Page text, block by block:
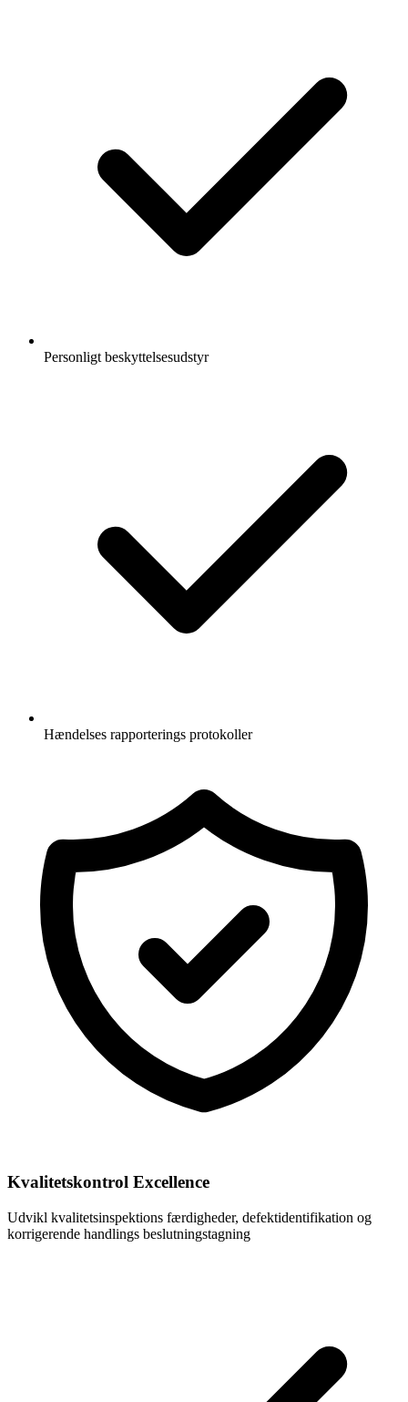
Personligt beskyttelsesudstyr
Hændelses rapporterings protokoller
Kvalitetskontrol Excellence
Udvikl kvalitetsinspektions færdigheder, defektidentifikation og
korrigerende handlings beslutningstagning